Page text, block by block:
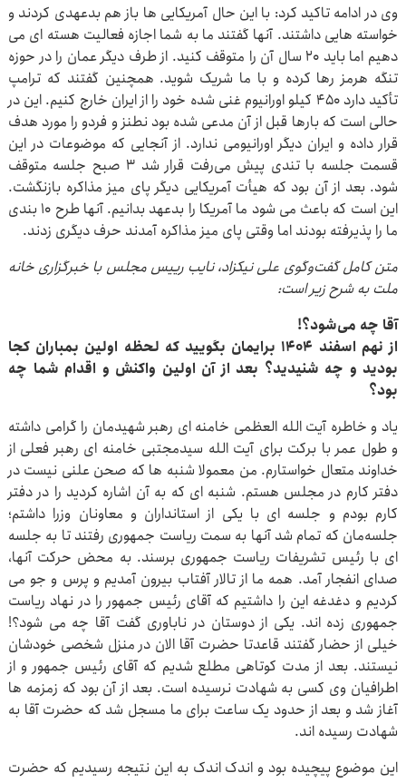
وی در ادامه تاکید کرد: با این حال آمریکایی ها باز هم بدعهدی کردند و
خواسته هایی داشتند. آنها گفتند ما به شما اجازه فعالیت هسته ای می
دهیم اما باید ۲۰ سال آن را متوقف کنید. از طرف دیگر عمان را در حوزه
تنگه هرمز رها کرده و با ما شریک شوید. همچنین گفتند که ترامپ
تأکید دارد ۴۵۰ کیلو اورانیوم غنی شده خود را از ایران خارج کنیم. این در
حالی است که بارها قبل از آن مدعی شده بود نطنز و فردو را مورد هدف
قرار داده و ایران دیگر اورانیومی ندارد. از آنجایی که موضوعات در این
قسمت جلسه با تندی پیش می‌رفت قرار شد ۳ صبح جلسه متوقف
شود. بعد از آن بود که هیأت آمریکایی دیگر پای میز مذاکره بازنگشت.
این است که باعث می شود ما آمریکا را بدعهد بدانیم. آنها طرح ۱۰ بندی
ما را پذیرفته بودند اما وقتی پای میز مذاکره آمدند حرف دیگری زدند.
متن کامل گفت‌وگوی علی نیکزاد، نایب رییس مجلس با خبرگزاری خانه
ملت به شرح زیر است:
آقا چه می‌شود؟!
از نهم اسفند ۱۴۰۴ برایمان بگویید که لحظه اولین بمباران کجا
بودید و چه شنیدید؟ بعد از آن اولین واکنش و اقدام شما چه
بود؟
یاد و خاطره آیت الله العظمی خامنه ای رهبر شهیدمان را گرامی داشته
و طول عمر با برکت برای آیت الله سیدمجتبی خامنه ای رهبر فعلی از
خداوند متعال خواستارم. من معمولا شنبه ها که صحن علنی نیست در
دفتر کارم در مجلس هستم. شنبه ای که به آن اشاره کردید را در دفتر
کارم بودم و جلسه ای با یکی از استانداران و معاونان وزرا داشتم؛
جلسه‌مان که تمام شد آنها به سمت ریاست جمهوری رفتند تا به جلسه
ای با رئیس تشریفات ریاست جمهوری برسند. به محض حرکت آنها،
صدای انفجار آمد. همه ما از تالار آفتاب بیرون آمدیم و پرس و جو می
کردیم و دغدغه این را داشتیم که آقای رئیس جمهور را در نهاد ریاست
جمهوری زده اند. یکی از دوستان در ناباوری گفت آقا چه می شود؟!
خیلی از حضار گفتند قاعدتا حضرت آقا الان در منزل شخصی خودشان
نیستند. بعد از مدت کوتاهی مطلع شدیم که آقای رئیس جمهور و از
اطرافیان وی کسی به شهادت نرسیده است. بعد از آن بود که زمزمه ها
آغاز شد و بعد از حدود یک ساعت برای ما مسجل شد که حضرت آقا به
شهادت رسیده اند.
این موضوع پیچیده بود و اندک اندک به این نتیجه رسیدیم که حضرت